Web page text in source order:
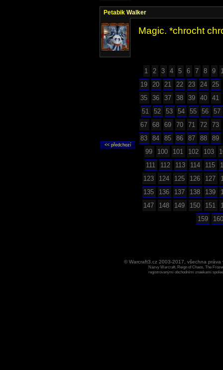
Petabik Walker
Magic. *chrocht
1 2 3 4 5 6 7 8 9
19
20 21 22 23 24
25
35
36 37 38 39 40
41
51
52 53 54 55 56
57
67
68 69 70 71 72
73
83
84 85 86 87 88
89
99
100 101 102 103
111
112 113 114 115
123
124 125 126 127
135
136 137 138 139
147
148 149 150 151
159
160
© Warcraft3.cz 2003-2017, všechna
Názvy Warcraft, Reign of Chaos, The
registrovanými obchodními znaekami